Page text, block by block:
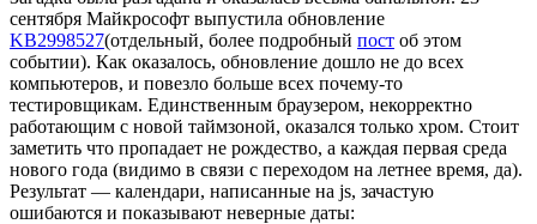
сентября Майкрософт выпустила обновление
KB2998527(отдельный, более подробный пост об этом
событии). Как оказалось, обновление дошло не до всех
компьютеров, и повезло больше всех почему-то
тестировщикам. Единственным браузером, некорректно
работающим с новой таймзоной, оказался только хром. Стоит
заметить что пропадает не рождество, а каждая первая среда
нового года (видимо в связи с переходом на летнее время, да).
Результат — календари, написанные на js, зачастую
ошибаются и показывают неверные даты: